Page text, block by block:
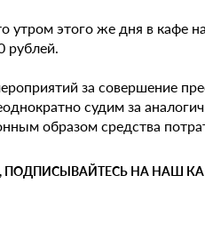
утром этого же дня в кафе
рублей.
за совершение
судим за
образом средства
ПОДПИСЫВАЙТЕСЬ НА НАШ